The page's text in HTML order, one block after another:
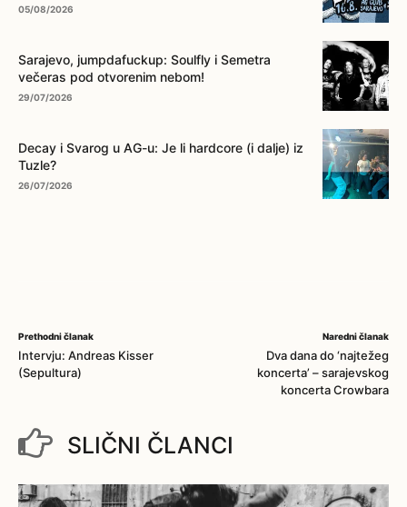
05/08/2026
Sarajevo, jumpdafuckup: Soulfly i Semetra
večeras pod otvorenim nebom!
29/07/2026
Decay i Svarog u AG-u: Je li hardcore (i dalje) iz
Tuzle?
26/07/2026
Prethodni članak
Intervju: Andreas Kisser
(Sepultura)
Naredni članak
Dva dana do ‘najtežeg
koncerta’ – sarajevskog
koncerta Crowbara
SLIČNI ČLANCI